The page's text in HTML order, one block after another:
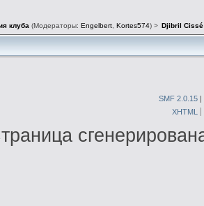
клуба (Модераторы: Engelbert, Kortes574) > Djibril Cissé
SMF 2.0.15
XHTML